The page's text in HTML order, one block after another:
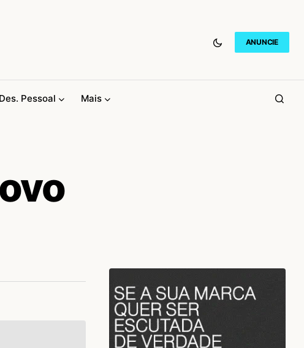
ANUNCIE
Des. Pessoal Mais